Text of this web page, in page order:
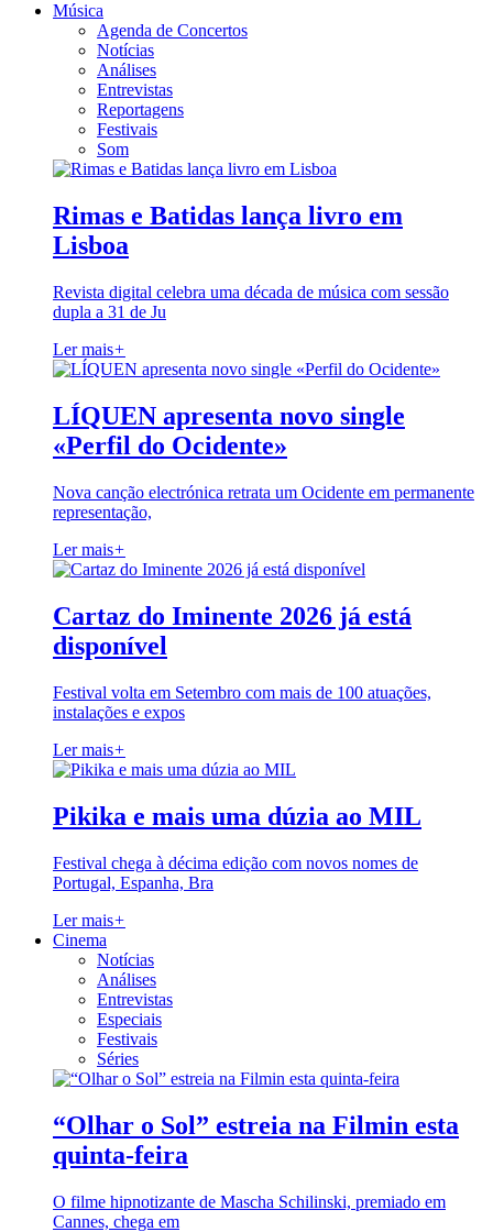
Música
Agenda de Concertos
Notícias
Análises
Entrevistas
Reportagens
Festivais
Som
Rimas e Batidas lança livro em
Lisboa
Revista digital celebra uma década de música com sessão
dupla a 31 de Ju
Ler mais+
LÍQUEN apresenta novo single
«Perfil do Ocidente»
Nova canção electrónica retrata um Ocidente em permanente
representação,
Ler mais+
Cartaz do Iminente 2026 já está
disponível
Festival volta em Setembro com mais de 100 atuações,
instalações e expos
Ler mais+
Pikika e mais uma dúzia ao MIL
Festival chega à décima edição com novos nomes de
Portugal, Espanha, Bra
Ler mais+
Cinema
Notícias
Análises
Entrevistas
Especiais
Festivais
Séries
“Olhar o Sol” estreia na Filmin esta
quinta-feira
O filme hipnotizante de Mascha Schilinski, premiado em
Cannes, chega em